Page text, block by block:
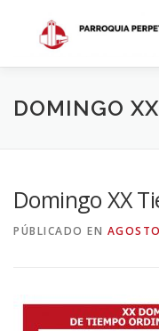
contenido
INICIO DÓNDE
SACRAMENTOS
DOMINGO
Domingo XX
PÚBLICADO EN